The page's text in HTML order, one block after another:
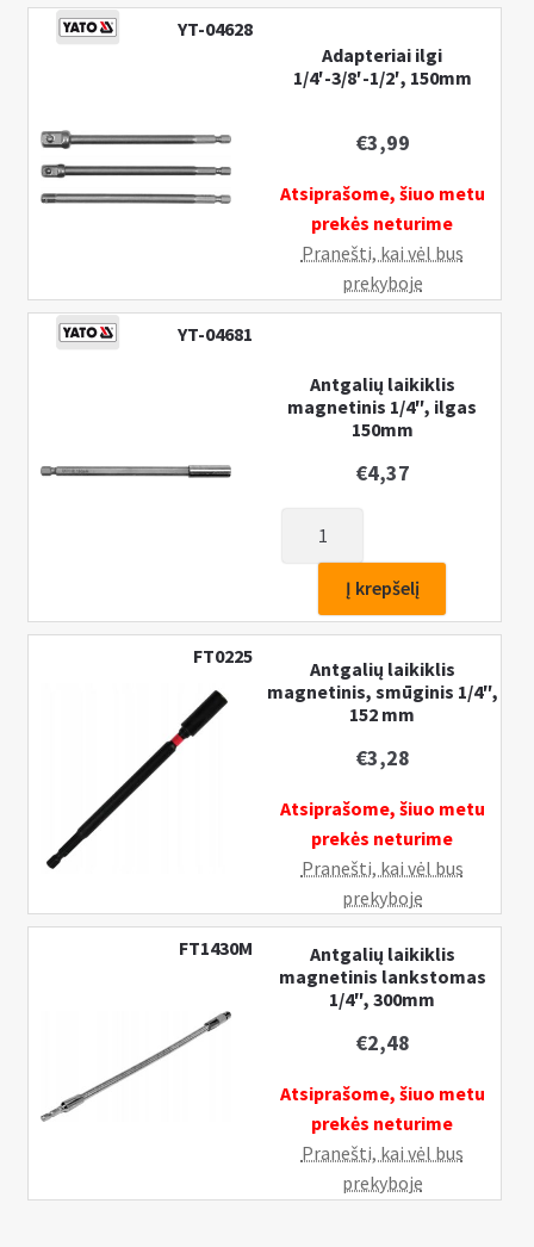
YT-04628
Adapteriai ilgi
1/4′-3/8′-1/2′, 150mm
€3,99
Atsiprašome, šiuo metu
prekės neturime
Pranešti, kai vėl bus
prekyboje
YT-04681
Antgalių laikiklis
magnetinis 1/4″, ilgas
150mm
€4,37
Antgalių
laikiklis
magnetinis
1/4″,
ilgas
Į krepšelį
FT0225
Antgalių laikiklis
magnetinis, smūginis 1/4″,
152 mm
€3,28
Atsiprašome, šiuo metu
prekės neturime
Pranešti, kai vėl bus
prekyboje
FT1430M
Antgalių laikiklis
magnetinis lankstomas
1/4″, 300mm
€2,48
Atsiprašome, šiuo metu
prekės neturime
Pranešti, kai vėl bus
prekyboje